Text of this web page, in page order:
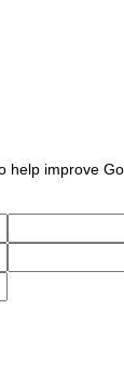
help improve